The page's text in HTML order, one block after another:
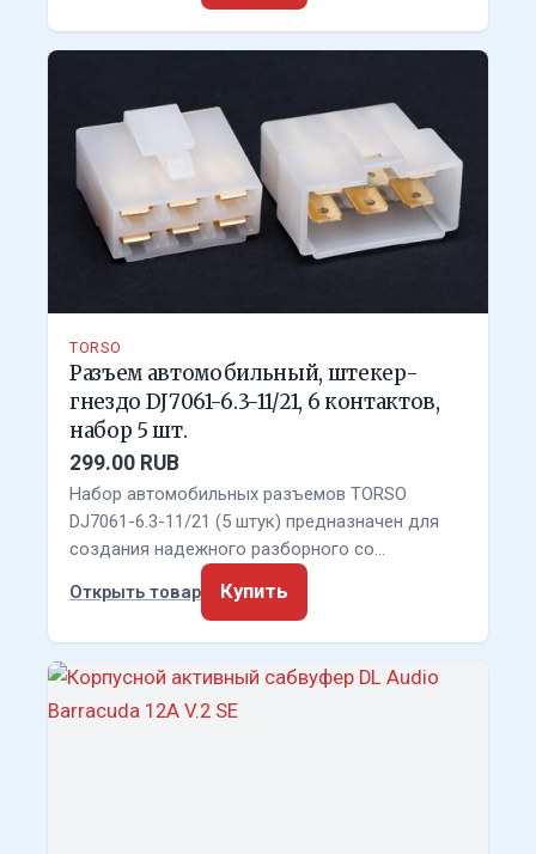
TORSO
Разъем автомобильный, штекер-
гнездо DJ7061-6.3-11/21, 6 контактов,
набор 5 шт.
299.00 RUB
Набор автомобильных разъемов TORSO
DJ7061-6.3-11/21 (5 штук) предназначен для
создания надежного разборного со…
Открыть товар
Купить